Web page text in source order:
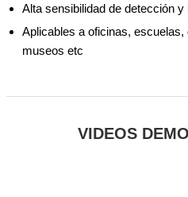
Alta sensibilidad de detección
Aplicables a oficinas,
museos etc
VIDEOS